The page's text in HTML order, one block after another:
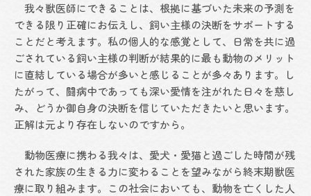
我々獣医師にできることは、根拠に基づいた未来の予測を
できる限り正確にお伝えし、飼い主様の決断をサポートする
ことだと考えます。私の個人的な感覚として、日常を共に過
ごされている飼い主様の判断が結果的に最も動物のメリット
に直結している場合が多いと感じることが多々あります。し
たがって、闘病中であっても深い愛情を注がれた日々を慈し
み、どうか御自身の決断を信じていただきたいと思います。
正解は元より存在しないのですから。
動物医療に携わる我々は、愛犬・愛猫と過ごした時間が残
された家族の生きる力に変わることを望みながら終末期獣医
療に取り組みます。この社会においても、動物を亡くした人